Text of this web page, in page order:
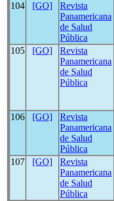
104 [GO]
Revista
Panamericana
de Salud
Pública
105 [GO]
Revista
Panamericana
de Salud
Pública
106 [GO]
Revista
Panamericana
de Salud
Pública
107 [GO]
Revista
Panamericana
de Salud
Pública